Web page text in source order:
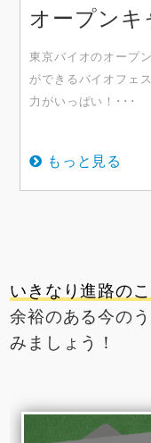
オープンキ
東京バイオのオープ
ができるバイオフェ
力がいっぱい！･･･
もっと見る
いきなり進路の
余裕のある今の
みましょう！